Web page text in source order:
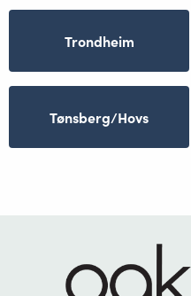
Trondheim
Tønsberg/Hovs